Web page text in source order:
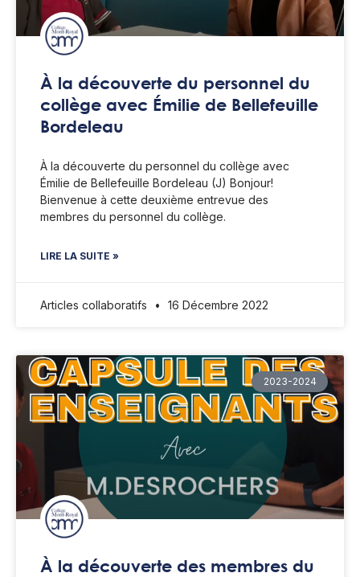
À la découverte du personnel du
collège avec Émilie de Bellefeuille
Bordeleau
À la découverte du personnel du collège avec
Émilie de Bellefeuille Bordeleau (J) Bonjour!
Bienvenue à cette deuxième entrevue des
membres du personnel du collège.
LIRE LA SUITE »
Articles collaboratifs 16 Décembre 2022
2023-2024
À la découverte des membres du